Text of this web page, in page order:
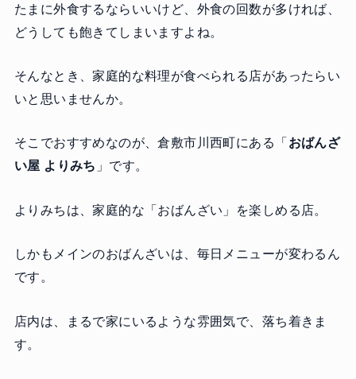
たまに外食するならいいけど、外食の回数が多ければ、
どうしても飽きてしまいますよね。
そんなとき、家庭的な料理が食べられる店があったらい
いと思いませんか。
そこでおすすめなのが、倉敷市川西町にある「 おばんざ
い屋 よりみち 」です。
よりみちは、家庭的な「おばんざい」を楽しめる店。
しかもメインのおばんざいは、毎日メニューが変わるん
です。
店内は、まるで家にいるような雰囲気で、落ち着きま
す。